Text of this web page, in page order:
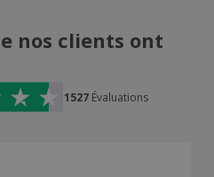
nos clients ont
1527 Évaluations